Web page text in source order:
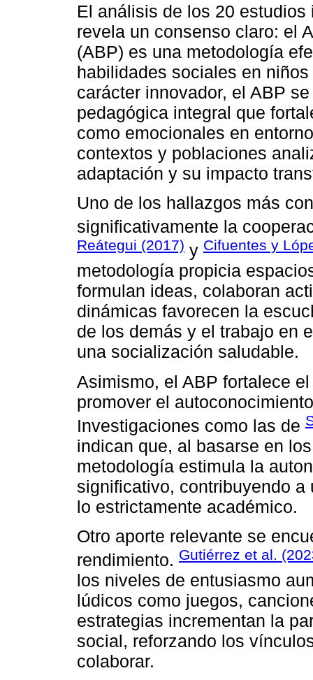
El análisis de los 20
revela un consenso claro: el
(ABP) es una metodología
habilidades sociales en
carácter innovador, el ABP
pedagógica integral que
como emocionales en
contextos y poblaciones
adaptación y su impacto
Uno de los hallazgos más
significativamente la
Reátegui (2017) y Cifuentes y
metodología propicia
formulan ideas, colaboran
dinámicas favorecen la
de los demás y el trabajo en
una socialización saludable.
Asimismo, el ABP fortalece
promover el
Investigaciones como las de
indican que, al basarse en
metodología estimula la
significativo, contribuyendo
lo estrictamente académico.
Otro aporte relevante se
rendimiento. Gutiérrez et al.
los niveles de entusiasmo
lúdicos como juegos,
estrategias incrementan la
social, reforzando los
colaborar.